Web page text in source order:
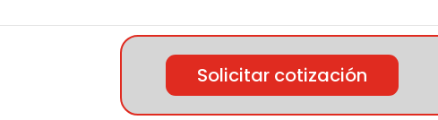
Solicitar cotización